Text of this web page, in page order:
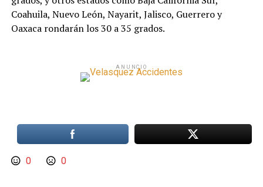
Coahuila, Nuevo León, Nayarit, Jalisco, Guerrero y
Oaxaca rondarán los 30 a 35 grados.
ANUNCIO
0 0